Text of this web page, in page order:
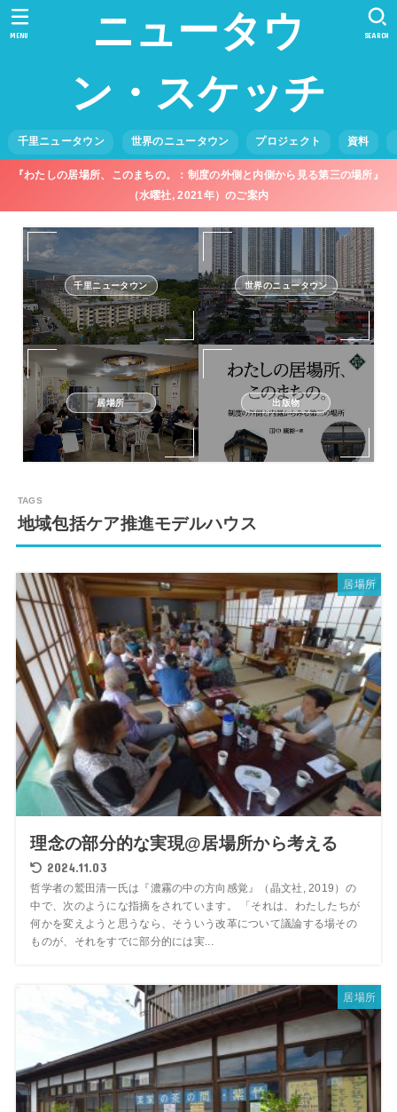
ニュータウ
ン・スケッチ
千里ニュータウン 世界のニュータウン プロジェクト 資料
SEARCH
MENU
『わたしの居場所、このまちの。：制度の外側と内側から見る第三の場所』
（水曜社, 2021年）のご案内
千里ニュータウン 世界のニュータウン
居場所 出版物
地域包括ケア推進モデルハウス
居場所
理念の部分的な実現@居場所から考える
2024.11.03
哲学者の鷲田清一氏は『濃霧の中の方向感覚』（晶文社, 2019）の
中で、次のようにな指摘をされています。 「それは、わたしたちが
何かを変えようと思うなら、そういう改革について議論する場その
ものが、それをすでに部分的には実...
居場所